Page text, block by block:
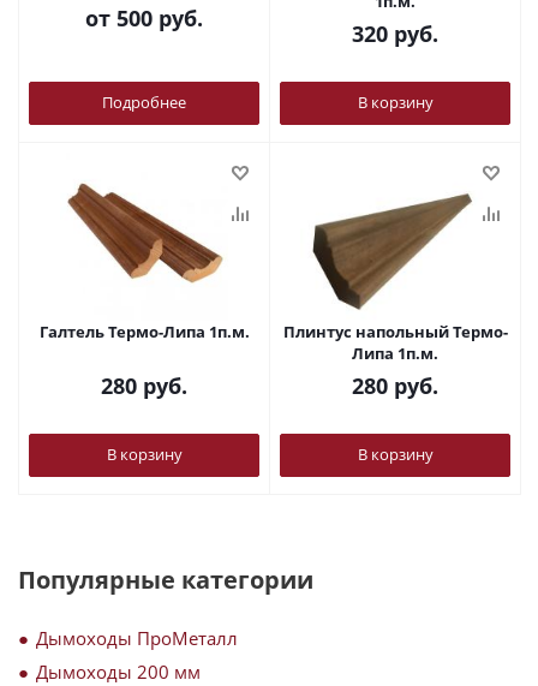
от 500 руб.
Подробнее
320 руб.
В корзину
Галтель Термо-Липа 1п.м.
280 руб.
В корзину
Плинтус напольный Термо-
Липа 1п.м.
280 руб.
В корзину
Популярные категории
Дымоходы ПроМеталл
Дымоходы 200 мм